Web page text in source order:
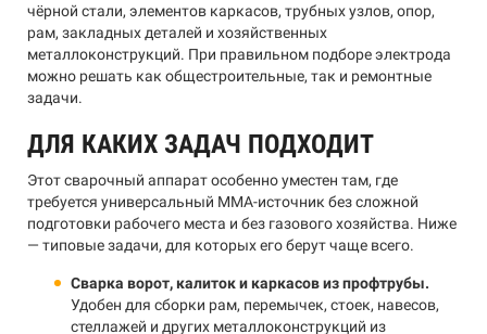
чёрной стали, элементов каркасов, трубных узлов, опор,
рам, закладных деталей и хозяйственных
металлоконструкций. При правильном подборе электрода
можно решать как общестроительные, так и ремонтные
задачи.
ДЛЯ КАКИХ ЗАДАЧ ПОДХОДИТ
Этот сварочный аппарат особенно уместен там, где
требуется универсальный MMA-источник без сложной
подготовки рабочего места и без газового хозяйства. Ниже
— типовые задачи, для которых его берут чаще всего.
Сварка ворот, калиток и каркасов из профтрубы.
Удобен для сборки рам, перемычек, стоек, навесов,
стеллажей и других металлоконструкций из